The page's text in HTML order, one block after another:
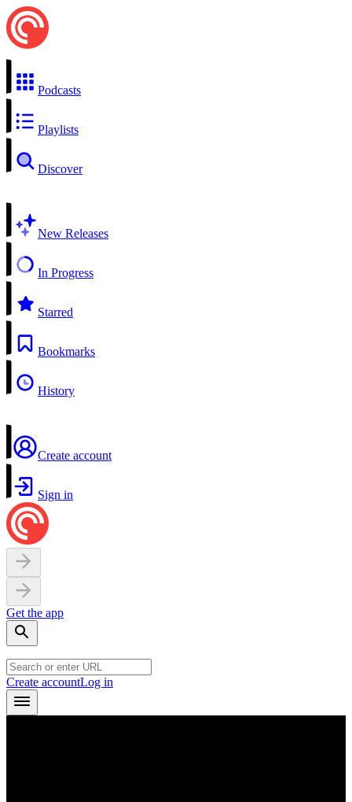
Podcasts
Playlists
Discover
New Releases
In Progress
Starred
Bookmarks
History
Create account
Sign in
Get the app
Create accountLog in